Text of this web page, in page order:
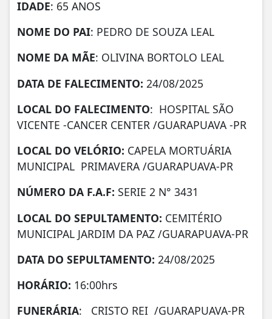
IDADE: 65 ANOS
NOME DO PAI: PEDRO DE SOUZA LEAL
NOME DA MÃE: OLIVINA BORTOLO LEAL
DATA DE FALECIMENTO: 24/08/2025
LOCAL DO FALECIMENTO: HOSPITAL SÃO
VICENTE -CANCER CENTER /GUARAPUAVA -PR
LOCAL DO VELÓRIO: CAPELA MORTUÁRIA
MUNICIPAL PRIMAVERA /GUARAPUAVA-PR
NÚMERO DA F.A.F: SERIE 2 N° 3431
LOCAL DO SEPULTAMENTO: CEMITÉRIO
MUNICIPAL JARDIM DA PAZ /GUARAPUAVA-PR
DATA DO SEPULTAMENTO: 24/08/2025
HORÁRIO: 16:00hrs
FUNERÁRIA: CRISTO REI /GUARAPUAVA-PR